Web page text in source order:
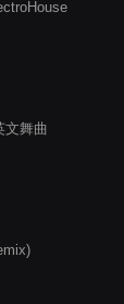
文舞曲